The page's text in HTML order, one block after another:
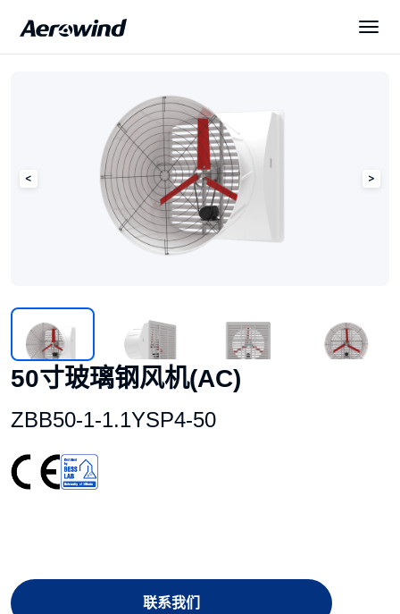
展会与新闻
简体中文
50寸玻璃钢风机(AC)
ZBB50-1-1.1YSP4-50
联系我们